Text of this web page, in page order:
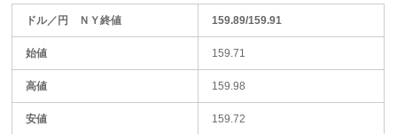
ドル／円 ＮＹ終値 159.89/159.91
始値 159.71
高値 159.98
安値 159.72